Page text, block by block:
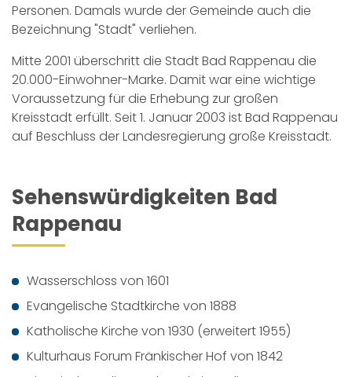
Personen. Damals wurde der Gemeinde auch die
Bezeichnung "Stadt" verliehen.
Mitte 2001 überschritt die Stadt Bad Rappenau die
20.000-Einwohner-Marke. Damit war eine wichtige
Voraussetzung für die Erhebung zur großen
Kreisstadt erfüllt. Seit 1. Januar 2003 ist Bad Rappenau
auf Beschluss der Landesregierung große Kreisstadt.
Sehenswürdigkeiten Bad
Rappenau
Wasserschloss von 1601
Evangelische Stadtkirche von 1888
Katholische Kirche von 1930 (erweitert 1955)
Kulturhaus Forum Fränkischer Hof von 1842